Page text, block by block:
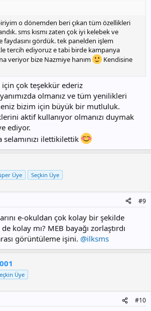
o dönemden beri çıkan tüm özellikleri
sms kısmı zaten çok iyi kelebek ve
gördük. tek panelden işlem
tercih ediyoruz e tabi birde kampanya
veriyor bize Nazmiye hanım
Kendisine
çok teşekkür ederiz
olmanız ve tüm yenilikleri
bizim için büyük bir mutluluk.
aktif kullanıyor olmanızı duymak
ediyor.
selamınızı ilettikilettik
Üye Seçkin Üye
#9
e-okuldan çok kolay bir şekilde
kolay mı? MEB bayağı zorlaştırdı
görüntüleme işini. @ilksms
Üye
#10